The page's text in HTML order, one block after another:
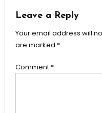
Leave a Reply
Your email address will
are marked *
Comment *